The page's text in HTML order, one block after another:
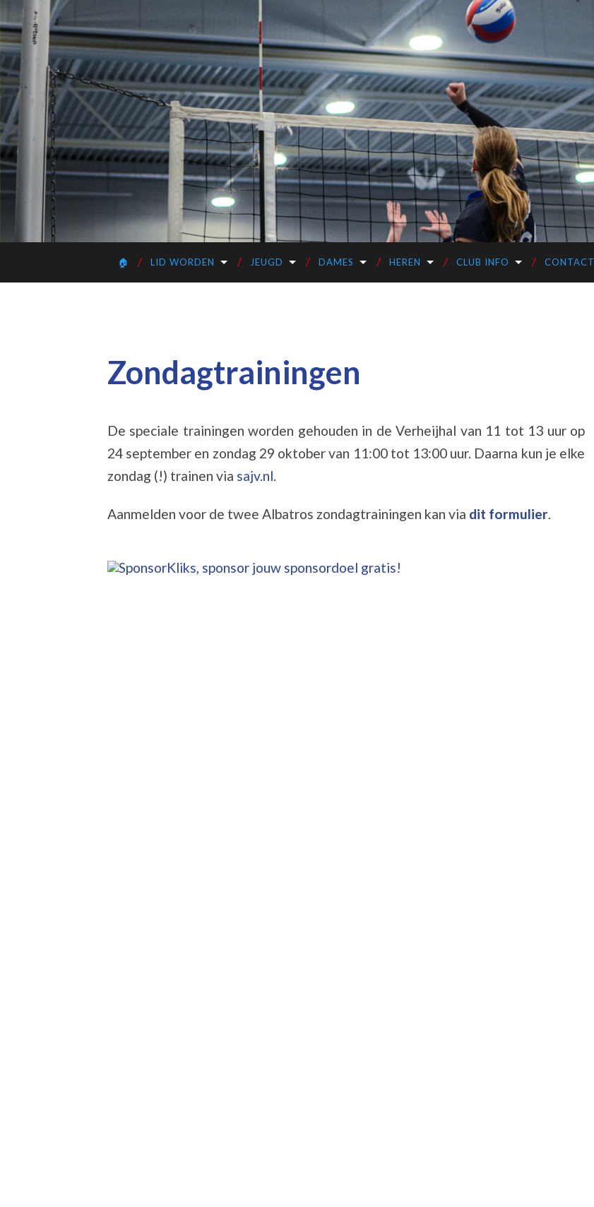
🏠 LID WORDEN JEUGD DAMES HEREN CLUB INFO CONTACT
Zondagtrainingen
De speciale trainingen worden gehouden in de Verheijhal van 11 tot 13 uur op
24 september en zondag 29 oktober van 11:00 tot 13:00 uur. Daarna kun je elke
zondag (!) trainen via sajv.nl.
Aanmelden voor de twee Albatros zondagtrainingen kan via dit formulier.